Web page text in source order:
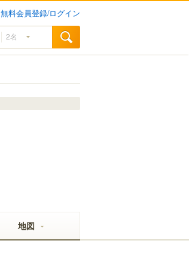
無料会員登録/ログイン
地図